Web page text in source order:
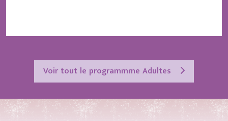
Voir tout le programmme Adultes